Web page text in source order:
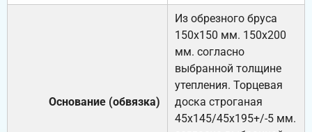
Основание (обвязка)
Из обрезного бруса
150х150 мм. 150х200
мм. согласно
выбранной толщине
утепления. Торцевая
доска строганая
45х145/45х195+/-5 мм.